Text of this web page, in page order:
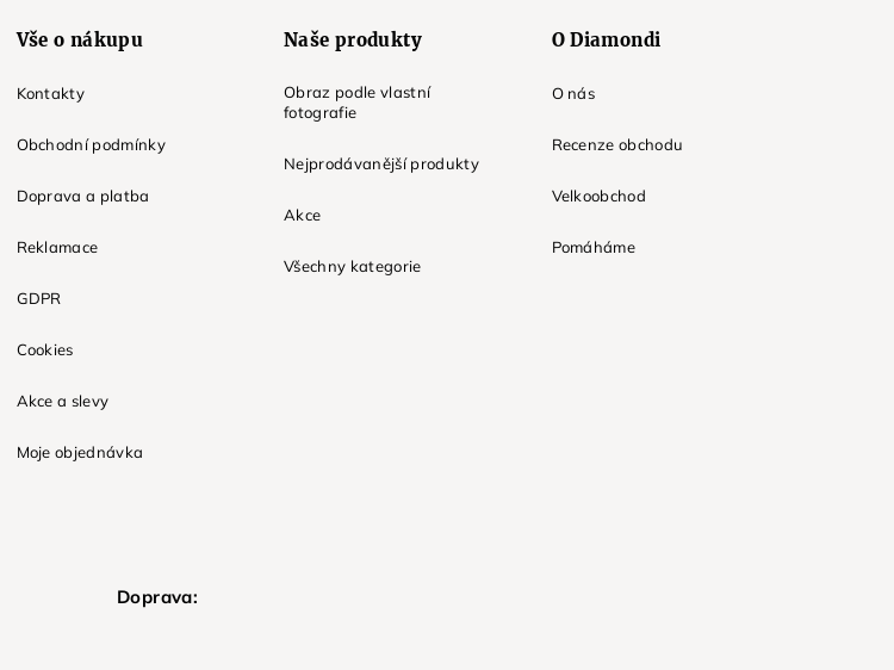
Vše o nákupu
Kontakty
Obchodní podmínky
Doprava a platba
Reklamace
GDPR
Cookies
Akce a slevy
Moje objednávka
Naše produkty
Obraz podle vlastní
fotografie
Nejprodávanější produkty
Akce
Všechny kategorie
O Diamondi
O nás
Recenze obchodu
Velkoobchod
Pomáháme
Doprava: